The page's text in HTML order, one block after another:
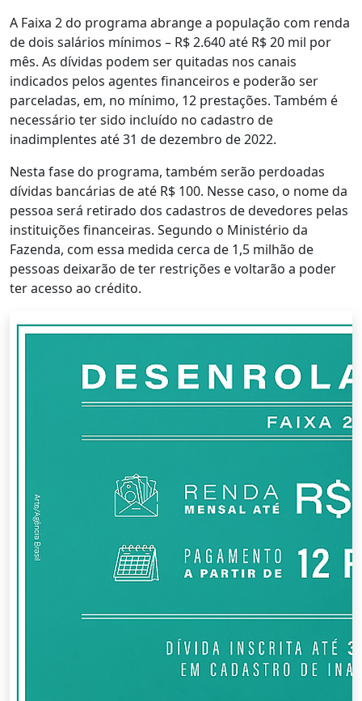
A Faixa 2 do programa abrange a população com renda
de dois salários mínimos – R$ 2.640 até R$ 20 mil por
mês. As dívidas podem ser quitadas nos canais
indicados pelos agentes financeiros e poderão ser
parceladas, em, no mínimo, 12 prestações. Também é
necessário ter sido incluído no cadastro de
inadimplentes até 31 de dezembro de 2022.
Nesta fase do programa, também serão perdoadas
dívidas bancárias de até R$ 100. Nesse caso, o nome da
pessoa será retirado dos cadastros de devedores pelas
instituições financeiras. Segundo o Ministério da
Fazenda, com essa medida cerca de 1,5 milhão de
pessoas deixarão de ter restrições e voltarão a poder
ter acesso ao crédito.